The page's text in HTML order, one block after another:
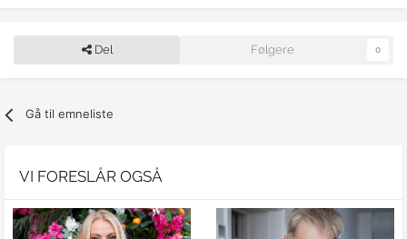
Del Følgere 0
Gå til emneliste
VI FORESLÅR OGSÅ